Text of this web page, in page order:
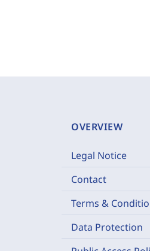
OVERVIEW
Legal Notice
Contact
Terms &
Data Protection